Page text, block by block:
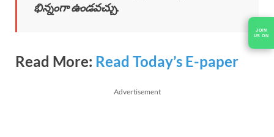
భిన్నంగా ఉండవచ్చు.
Read More: Read Today’s E-paper
Advertisement